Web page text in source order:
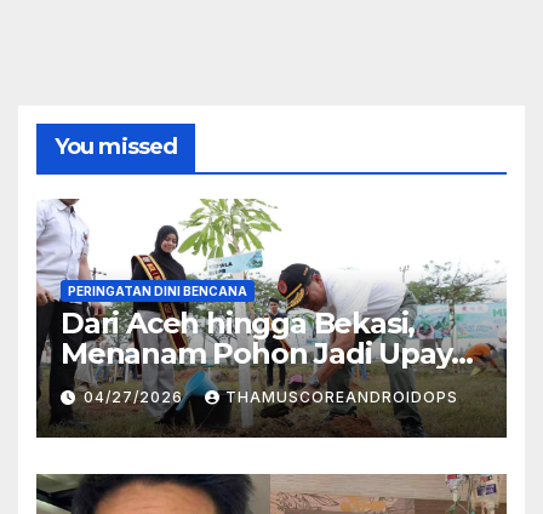
You missed
PERINGATAN DINI BENCANA
Dari Aceh hingga Bekasi,
Menanam Pohon Jadi Upaya
Redam Bencana Alam
04/27/2026 THAMUSCOREANDROIDOPS